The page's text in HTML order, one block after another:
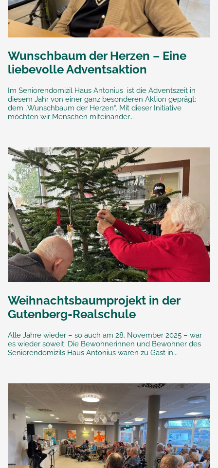
Wunschbaum der Herzen – Eine
liebevolle Adventsaktion
Im Seniorendomizil Haus Antonius ist die Adventszeit in
diesem Jahr von einer ganz besonderen Aktion geprägt:
dem „Wunschbaum der Herzen“. Mit dieser Initiative
möchten wir Menschen miteinander...
Weihnachtsbaumprojekt in der
Gutenberg-Realschule
Alle Jahre wieder – so auch am 28. November 2025 – war
es wieder soweit: Die Bewohnerinnen und Bewohner des
Seniorendomizils Haus Antonius waren zu Gast in...